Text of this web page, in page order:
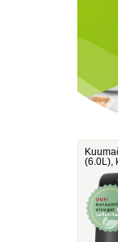
‎(6.0L),